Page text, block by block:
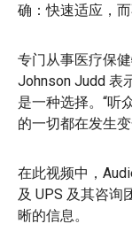
确：快速适应，
专门从事医疗保
Johnson Judd 表
是一种选择。“听
的一切都在发生
在此视频中，
及 UPS 及其咨询
晰的信息。